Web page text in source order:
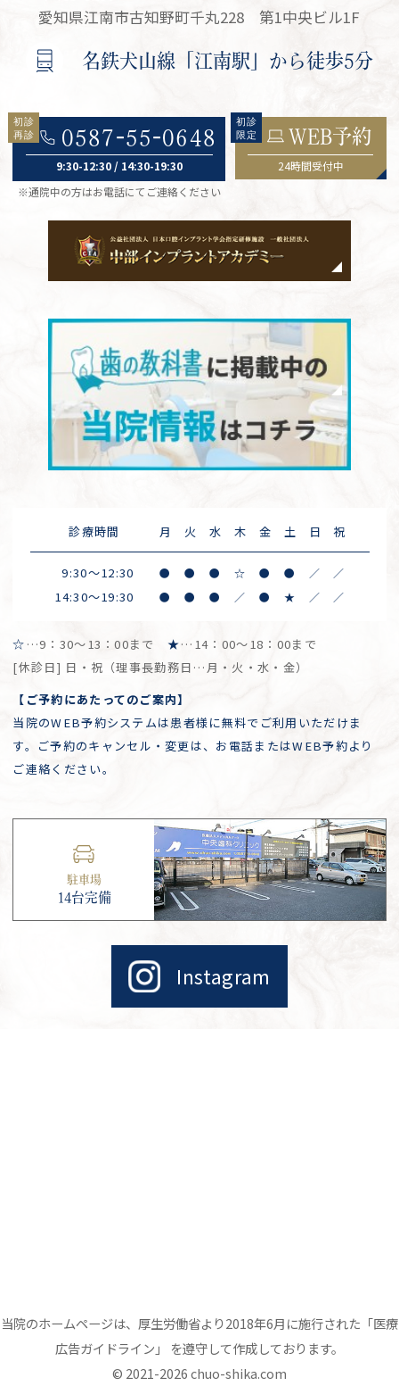
愛知県江南市古知野町千丸228 第1中央ビル1F
名鉄犬山線「江南駅」から徒歩5分
0587-55-0648
9:30-12:30 / 14:30-19:30
※通院中の方はお電話にてご連絡ください
WEB予約
24時間受付中
診療時間 月 火 水 木 金 土 日 祝
9:30～12:30 ● ● ● ☆ ● ● ／ ／
14:30～19:30 ● ● ● ／ ● ★ ／ ／
☆ …9：30～13：00まで★…14：00～18：00まで
[休診日] 日・祝（理事長勤務日…月・火・水・金）
【ご予約にあたってのご案内】
当院のWEB予約システムは患者様に無料でご利用いただけま
す。ご予約のキャンセル・変更は、お電話またはWEB予約より
ご連絡ください。
駐車場
14台完備
Instagram
当院のホームページは、厚生労働省より2018年6月に施行された「医療
広告ガイドライン」 を遵守して作成しております。
© 2021-2026 chuo-shika.com